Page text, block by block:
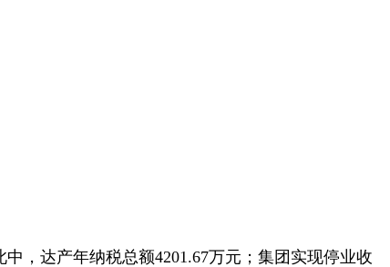
，达产年纳税总额4201.67万元；集团实现停业收